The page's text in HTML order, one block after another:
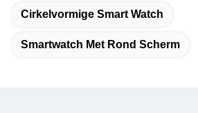
Cirkelvormige Smart Watch
Smartwatch Met Rond Scherm